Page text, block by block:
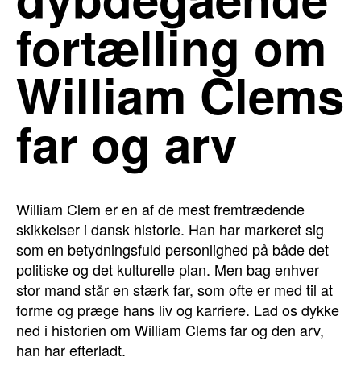
fortælling om
William Clems
far og arv
William Clem er en af de mest fremtrædende
skikkelser i dansk historie. Han har markeret sig
som en betydningsfuld personlighed på både det
politiske og det kulturelle plan. Men bag enhver
stor mand står en stærk far, som ofte er med til at
forme og præge hans liv og karriere. Lad os dykke
ned i historien om William Clems far og den arv,
han har efterladt.